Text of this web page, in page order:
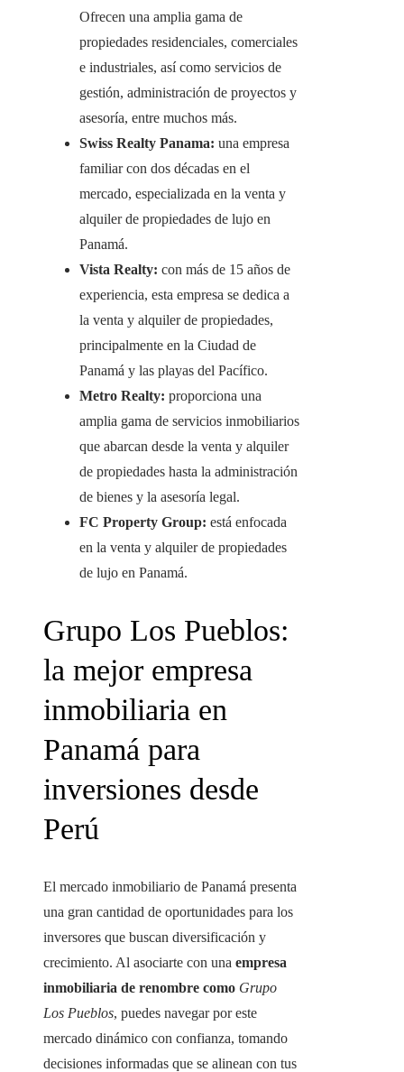
Ofrecen una amplia gama de
propiedades residenciales, comerciales
e industriales, así como servicios de
gestión, administración de proyectos y
asesoría, entre muchos más.
Swiss Realty Panama: una empresa
familiar con dos décadas en el
mercado, especializada en la venta y
alquiler de propiedades de lujo en
Panamá.
Vista Realty: con más de 15 años de
experiencia, esta empresa se dedica a
la venta y alquiler de propiedades,
principalmente en la Ciudad de
Panamá y las playas del Pacífico.
Metro Realty: proporciona una
amplia gama de servicios inmobiliarios
que abarcan desde la venta y alquiler
de propiedades hasta la administración
de bienes y la asesoría legal.
FC Property Group: está enfocada
en la venta y alquiler de propiedades
de lujo en Panamá.
Grupo Los Pueblos:
la mejor empresa
inmobiliaria en
Panamá para
inversiones desde
Perú
El mercado inmobiliario de Panamá presenta
una gran cantidad de oportunidades para los
inversores que buscan diversificación y
crecimiento. Al asociarte con una empresa
inmobiliaria de renombre como Grupo
Los Pueblos, puedes navegar por este
mercado dinámico con confianza, tomando
decisiones informadas que se alinean con tus